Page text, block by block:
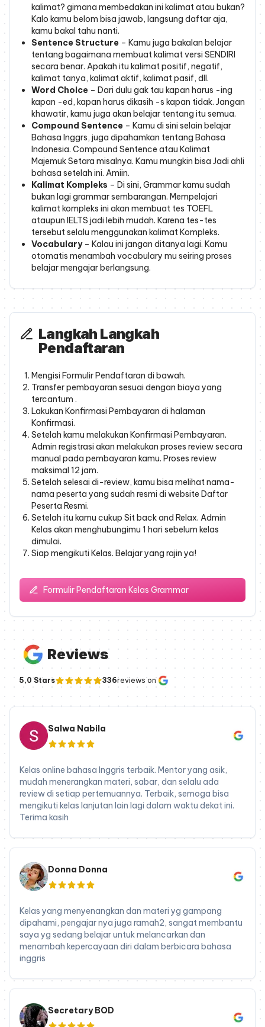
kalimat? gimana membedakan ini kalimat atau bukan?
Kalo kamu belom bisa jawab, langsung daftar aja,
kamu bakal tahu nanti.
Sentence Structure – Kamu juga bakalan belajar
tentang bagaimana membuat kalimat versi SENDIRI
secara benar. Apakah itu kalimat positif, negatif,
kalimat tanya, kalimat aktif, kalimat pasif, dll.
Word Choice – Dari dulu gak tau kapan harus -ing
kapan -ed, kapan harus dikasih -s kapan tidak. Jangan
khawatir, kamu juga akan belajar tentang itu semua.
Compound Sentence – Kamu di sini selain belajar
Bahasa Inggrs, juga dipahamkan tentang Bahasa
Indonesia. Compound Sentence atau Kalimat
Majemuk Setara misalnya. Kamu mungkin bisa Jadi ahli
bahasa setelah ini. Amiin.
Kalimat Kompleks – Di sini, Grammar kamu sudah
bukan lagi grammar sembarangan. Mempelajari
kalimat kompleks ini akan membuat tes TOEFL
ataupun IELTS jadi lebih mudah. Karena tes-tes
tersebut selalu menggunakan kalimat Kompleks.
Vocabulary – Kalau ini jangan ditanya lagi. Kamu
otomatis menambah vocabulary mu seiring proses
belajar mengajar berlangsung.
Langkah Langkah
Pendaftaran
Mengisi Formulir Pendaftaran di bawah.
Transfer pembayaran sesuai dengan biaya yang
tercantum .
Lakukan Konfirmasi Pembayaran di halaman
Konfirmasi.
Setelah kamu melakukan Konfirmasi Pembayaran.
Admin registrasi akan melakukan proses review secara
manual pada pembayaran kamu. Proses review
maksimal 12 jam.
Setelah selesai di-review, kamu bisa melihat nama-
nama peserta yang sudah resmi di website Daftar
Peserta Resmi.
Setelah itu kamu cukup Sit back and Relax. Admin
Kelas akan menghubungimu 1 hari sebelum kelas
dimulai.
Siap mengikuti Kelas. Belajar yang rajin ya!
Formulir Pendaftaran Kelas Grammar
Reviews
5,0 Stars 336reviews on
Salwa Nabila
Kelas online bahasa Inggris terbaik. Mentor yang asik,
mudah menerangkan materi, sabar, dan selalu ada
review di setiap pertemuannya. Terbaik, semoga bisa
mengikuti kelas lanjutan lain lagi dalam waktu dekat ini.
Terima kasih
Donna Donna
Kelas yang menyenangkan dan materi yg gampang
dipahami, pengajar nya juga ramah2, sangat membantu
saya yg sedang belajar untuk melancarkan dan
menambah kepercayaan diri dalam berbicara bahasa
inggris
Secretary BOD